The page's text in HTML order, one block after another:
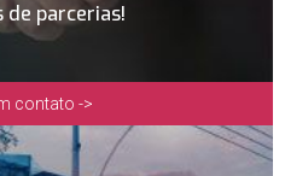
de parcerias!
contato ->